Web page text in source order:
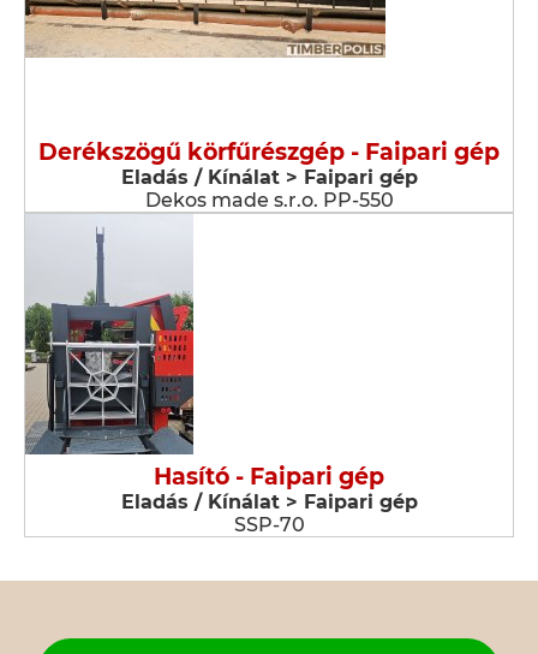
Derékszögű körfűrészgép - Faipari gép
Eladás / Kínálat > Faipari gép
Dekos made s.r.o. PP-550
Hasító - Faipari gép
Eladás / Kínálat > Faipari gép
SSP-70